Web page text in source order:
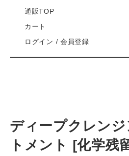
通販TOP
カート
ログイン / 会員登録
ディープクレン
トメント [化学残